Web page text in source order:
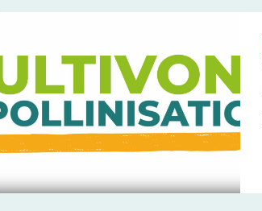
: menez l’enquête !